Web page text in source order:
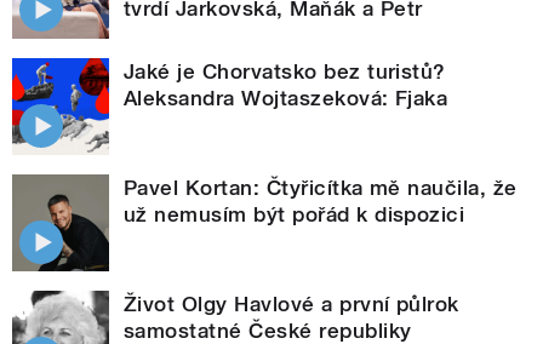
tvrdí Jarkovská, Maňák a Petr
Jaké je Chorvatsko bez turistů?
Aleksandra Wojtaszeková: Fjaka
Pavel Kortan: Čtyřicítka mě naučila, že
už nemusím být pořád k dispozici
Život Olgy Havlové a první půlrok
samostatné České republiky